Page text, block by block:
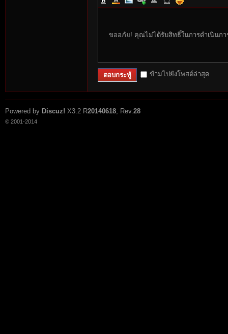
ขออภัย! คุณไม่ได้รับสิทธิ์ในการดำเนินก
ตอบกระทู้ ข้ามไปยังโพสต์ล่าสุด
Powered by Discuz! X3.2 R20140618, Rev.28
© 2001-2014